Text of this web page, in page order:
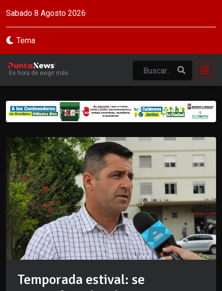
Sabado 8 Agosto 2026
Tema
Es hora de exigir más
Temporada estival: se